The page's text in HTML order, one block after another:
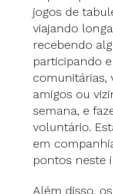
jogos de
viajando
recebendo
participando
comunitárias,
amigos ou
semana, e
voluntário.
em
pontos neste
Além disso,